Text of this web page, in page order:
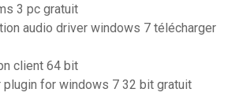
3 pc gratuit
audio driver windows 7 télécharger
client 64 bit
plugin for windows 7 32 bit gratuit